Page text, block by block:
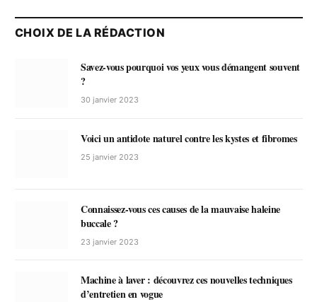
CHOIX DE LA RÉDACTION
Savez-vous pourquoi vos yeux vous démangent souvent
?
30 janvier 2023
Voici un antidote naturel contre les kystes et fibromes
25 janvier 2023
Connaissez-vous ces causes de la mauvaise haleine
buccale ?
23 janvier 2023
Machine à laver : découvrez ces nouvelles techniques
d’entretien en vogue